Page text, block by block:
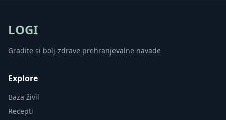
LOGI
Gradite si bolj zdrave prehranjevalne navade
Explore
Baza živil
Recepti